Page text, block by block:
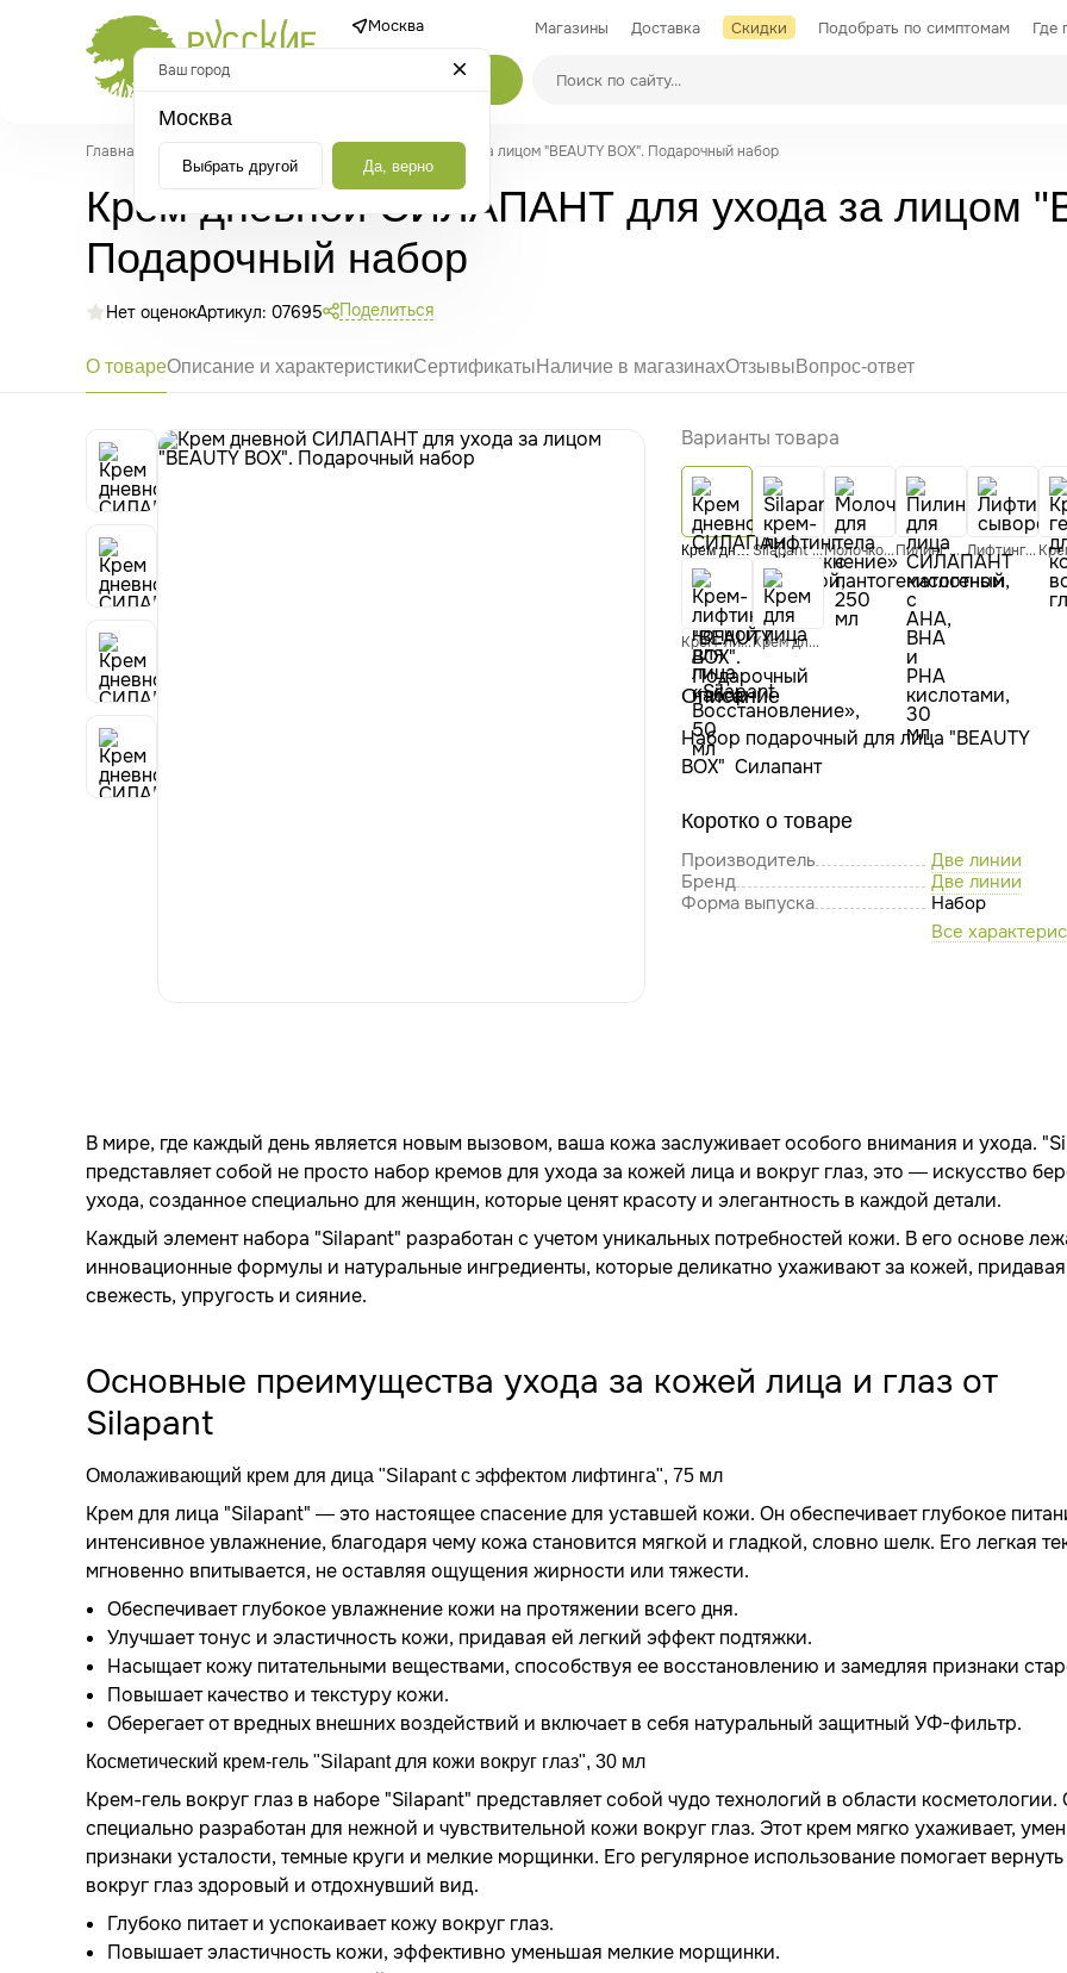
Москва Магазины Доставка Скидки Подобрать по симптомам Где
Производители
Каталог
Главная Крем дневной СИЛАПАНТ для ухода за лицом "BEAUTY BOX". Подарочный набор
Крем дневной СИЛАПАНТ для ухода за лицом
Подарочный набор
Нет оценокАртикул: 07695 Поделиться
О товареОписание и характеристикиСертификатыНаличие в магазинахОтзывыВопрос-ответ
Варианты товара
Крем дневной СИЛАПАНТ для ухода за лицом "BEAUTY BOX". Подарочный набор Silapant крем-лифтинг «Увлажнение» дневной, 50 мл Молочко для тела с пантогематогеном, 250 мл Пилинг для лица СИЛАПАНТ кислотный с AHA, BHA и PHA кислотами, 30 мл Лифтинг-сыворотка "Silapant". Концентрат с пантогематогеном, 30 мл
Крем-лифтинг ночной для лица «Silapant. Восстановление», 50 мл Крем для лица "Силапант" омолаживающий с лифтинг-эффектом с пантогематогеном, 75 мл
Описание
Набор подарочный для лица "BEAUTY
BOX" Силапант
Коротко о товаре
Производитель
Две линии
Бренд
Две линии
Форма выпуска
Набор
Все
В мире, где каждый день является новым вызовом, ваша кожа заслуживает особого внимания и ухода.
представляет собой не просто набор кремов для ухода за кожей лица и вокруг глаз, это — искусство
ухода, созданное специально для женщин, которые ценят красоту и элегантность в каждой детали.
Каждый элемент набора "Silapant" разработан с учетом уникальных потребностей кожи. В его основе
инновационные формулы и натуральные ингредиенты, которые деликатно ухаживают за кожей,
свежесть, упругость и сияние.
Основные преимущества ухода за кожей лица и глаз от
Silapant
Омолаживающий крем для дица "Silapant с эффектом лифтинга", 75 мл
Крем для лица "Silapant" — это настоящее спасение для уставшей кожи. Он обеспечивает глубокое
интенсивное увлажнение, благодаря чему кожа становится мягкой и гладкой, словно шелк. Его легкая
мгновенно впитывается, не оставляя ощущения жирности или тяжести.
Обеспечивает глубокое увлажнение кожи на протяжении всего дня.
Улучшает тонус и эластичность кожи, придавая ей легкий эффект подтяжки.
Насыщает кожу питательными веществами, способствуя ее восстановлению и замедляя признаки
Повышает качество и текстуру кожи.
Оберегает от вредных внешних воздействий и включает в себя натуральный защитный УФ-фильтр.
Косметический крем-гель "Silapant для кожи вокруг глаз", 30 мл
Крем-гель вокруг глаз в наборе "Silapant" представляет собой чудо технологий в области косметологии.
специально разработан для нежной и чувствительной кожи вокруг глаз. Этот крем мягко ухаживает,
признаки усталости, темные круги и мелкие морщинки. Его регулярное использование помогает
вокруг глаз здоровый и отдохнувший вид.
Глубоко питает и успокаивает кожу вокруг глаз.
Повышает эластичность кожи, эффективно уменьшая мелкие морщинки.
Ваш город
Москва
Выбрать другой Да, верно